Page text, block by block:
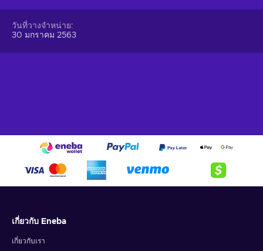
straight to their wallet and then do whatever they want with
them.
How to redeem Gift Me Crypto (GMC)
3. Enter your email address,
4. Pick the desired crypto between 8 of the most popular
crypto,
5. Enter your wallet address and click on redeem,
redeem your whole voucher at once. Once you’ve done that,
วันที่วางจำหน่าย
30 มกราคม 2563
เกี่ยวกับ Eneba
เกี่ยวกับเรา